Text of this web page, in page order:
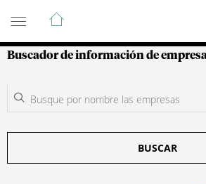
Guía de Empresas
Buscador de información de
BUSCAR